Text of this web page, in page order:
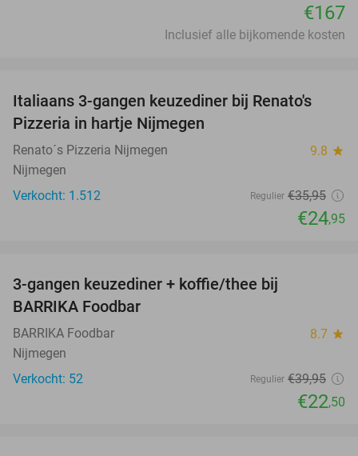
€167
Inclusief alle bijkomende kosten
31%
Italiaans 3-gangen keuzediner bij Renato's
Pizzeria in hartje Nijmegen
Renato´s Pizzeria Nijmegen 9.8 star
Nijmegen
Verkocht: 1.512
Regulier €35,95
€24,95
3-gangen keuzediner + koffie/thee bij
BARRIKA Foodbar
BARRIKA Foodbar 8.7 star
Nijmegen
Verkocht: 52
Regulier €39,95
€22,50